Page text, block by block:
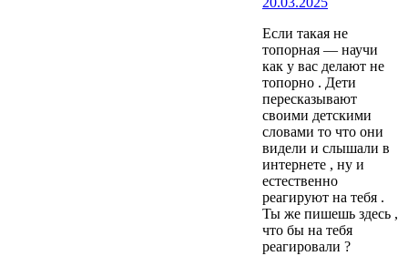
Если такая не
топорная — научи
как у вас делают не
топорно . Дети
пересказывают
своими детскими
словами то что они
видели и слышали в
интернете , ну и
естественно
реагируют на тебя .
Ты же пишешь здесь ,
что бы на тебя
реагировали ?